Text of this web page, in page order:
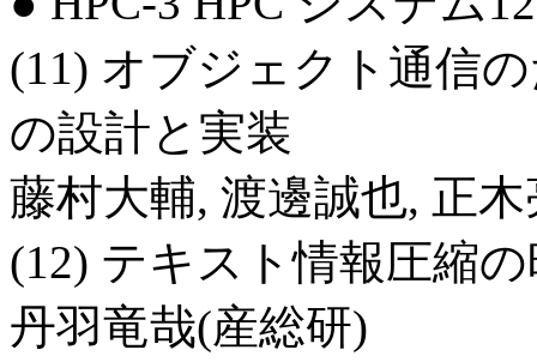
(11) オブジェクト通信
の設計と実装
藤村大輔, 渡邊誠也, 正
(12) テキスト情報圧縮
丹羽竜哉(産総研)